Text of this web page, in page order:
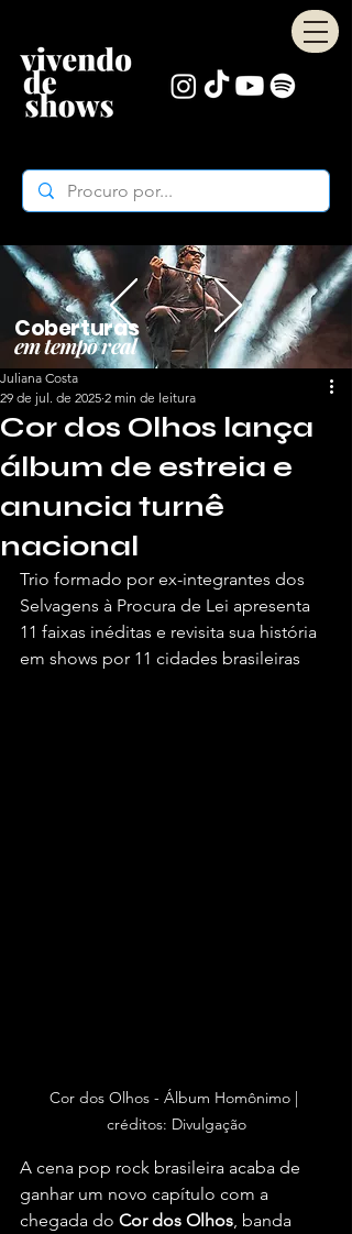
Coberturas
em tempo real
Cor dos Olhos lança
álbum de estreia e
anuncia turnê
nacional
Juliana Costa
29 de jul. de 2025 2 min de leitura
Trio formado por ex-integrantes dos
Selvagens à Procura de Lei apresenta
11 faixas inéditas e revisita sua história
em shows por 11 cidades brasileiras
Cor dos Olhos - Álbum Homônimo |
créditos: Divulgação
A cena pop rock brasileira acaba de
ganhar um novo capítulo com a
chegada do Cor dos Olhos , banda